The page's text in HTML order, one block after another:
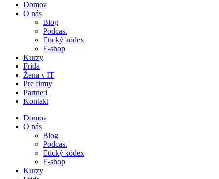
Domov
O nás
Blog
Podcast
Etický kódex
E-shop
Kurzy
Frida
Žena v IT
Pre firmy
Partneri
Kontakt
Domov
O nás
Blog
Podcast
Etický kódex
E-shop
Kurzy